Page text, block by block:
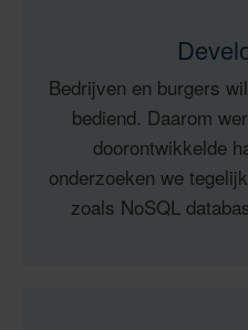
Bedrijven en burgers
bediend. Daarom
doorontwikkelde
onderzoeken we
zoals NoSQL